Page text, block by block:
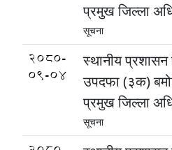
प्रमुख जिल्ला
सूचना
2080-
09-04
स्थानीय
उपदफा (३क)
प्रमुख जिल्ला
सूचना